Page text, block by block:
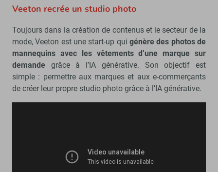
Veeton recrée un studio photo
Toujours dans la création de contenus et le secteur de la
mode, Veeton est une start-up qui génère des photos de
mannequins avec les vêtements d’une marque sur
demande grâce à l’IA générative. Son objectif est
simple : permettre aux marques et aux e-commerçants
de créer leur propre studio photo grâce à l’IA générative.